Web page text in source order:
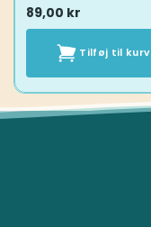
89,00 kr
Tilføj til kurv